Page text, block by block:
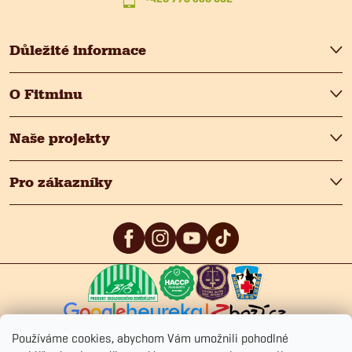
Používáme cookies, abychom Vám umožnili pohodlné
Důležité informace
O Fitminu
Naše projekty
Pro zákazníky
5 4.9 /5 4.9